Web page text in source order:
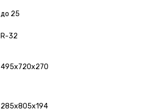
до 25
R-32
495х720х270
285х805х194